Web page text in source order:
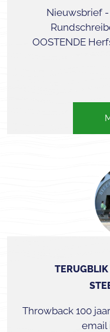
Nieuwsbrief
OOSTENDE
Throwback 100
email